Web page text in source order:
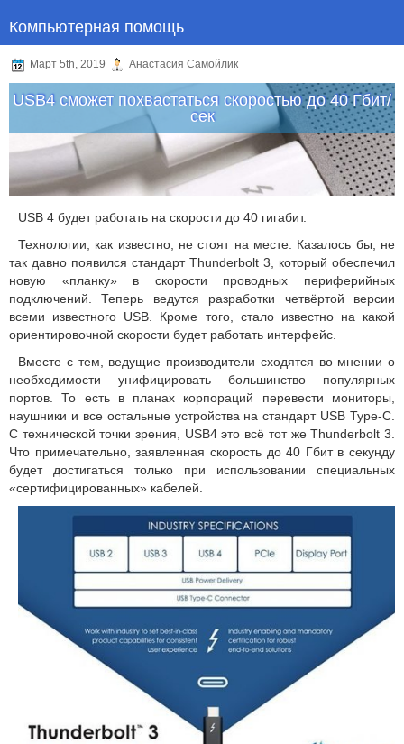
Компьютерная помощь
Март 5th, 2019 Анастасия Самойлик
USB4 сможет похвастаться скоростью до 40 Гбит/
сек
USB 4 будет работать на скорости до 40 гигабит.
Технологии, как известно, не стоят на месте. Казалось бы, не
так давно появился стандарт Thunderbolt 3, который обеспечил
новую «планку» в скорости проводных периферийных
подключений. Теперь ведутся разработки четвёртой версии
всеми известного USB. Кроме того, стало известно на какой
ориентировочной скорости будет работать интерфейс.
Вместе с тем, ведущие производители сходятся во мнении о
необходимости унифицировать большинство популярных
портов. То есть в планах корпораций перевести мониторы,
наушники и все остальные устройства на стандарт USB Type-C.
С технической точки зрения, USB4 это всё тот же Thunderbolt 3.
Что примечательно, заявленная скорость до 40 Гбит в секунду
будет достигаться только при использовании специальных
«сертифицированных» кабелей.